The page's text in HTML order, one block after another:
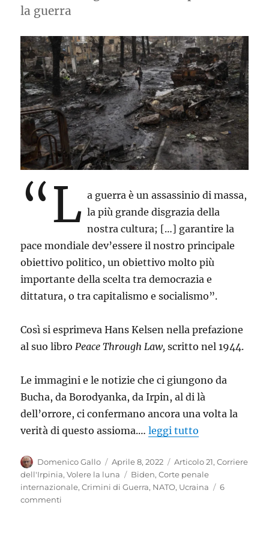
la guerra
“L a guerra è un assassinio di massa,
la più grande disgrazia della
nostra cultura; […] garantire la
pace mondiale dev’essere il nostro principale
obiettivo politico, un obiettivo molto più
importante della scelta tra democrazia e
dittatura, o tra capitalismo e socialismo”.
Così si esprimeva Hans Kelsen nella prefazione
al suo libroPeace Through Law,scritto nel 1944.
Le immagini e le notizie che ci giungono da
Bucha, da Borodyanka, da Irpin, al di là
dell’orrore, ci confermano ancora una volta la
verità di questo assioma.…leggi tutto
Autore
Domenico Gallo
Pubblicato
il
Aprile 8, 2022 Categorie
Articolo 21,Corriere
dell'Irpinia,Volere la luna Tag
Biden,Corte penale
internazionale,Crimini di Guerra, NATO, Ucraina
6
commenti